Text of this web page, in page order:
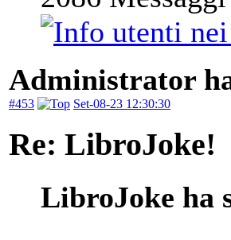
Administrator
#453 Set-08-23 12:30:30
Re: LibroJoke!
LibroJoke ha